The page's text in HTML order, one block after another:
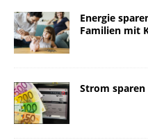
Energie
Familien mit
Strom